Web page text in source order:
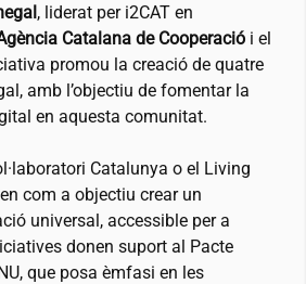
, liderat per i2CAT en
Catalana de Cooperació i el
promou la creació de quatre
amb l’objectiu de fomentar la
en aquesta comunitat.
Catalunya o el Living
com a objectiu crear un
universal, accessible per a
donen suport al Pacte
que posa èmfasi en les